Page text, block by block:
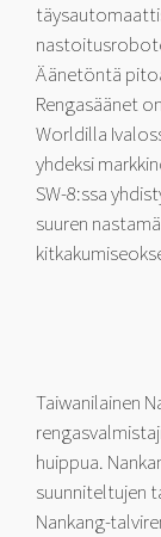
Äänetöntä
Rengasäänet
Worldilla
yhdeksi
SW-8:ssa
suuren
Taiwanilainen
huippua.
suunniteltujen
Nankang-